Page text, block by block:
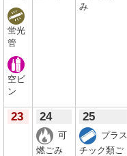
蛍光
管
空ビ
ン
み
23 24
可
燃ごみ
25
プラス
チック類ご